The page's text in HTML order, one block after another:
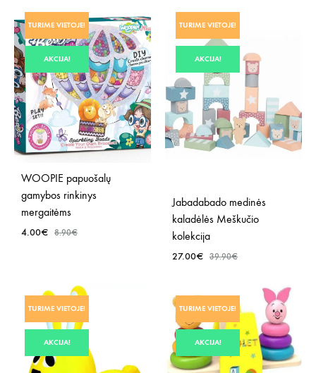
NORŲ
SĄRAŠĄ
TURIME VIETOJE!
AKCIJA!
WOOPIE papuošalų
gamybos rinkinys
mergaitėms
4.00€ 8.90€
SĄRAŠĄ
TURIME VIETOJE!
AKCIJA!
Jabadabado medinės
kaladėlės Meškučio
kolekcija
27.00€ 39.90€
TURIME VIETOJE!
AKCIJA!
TURIME VIETOJE!
AKCIJA!